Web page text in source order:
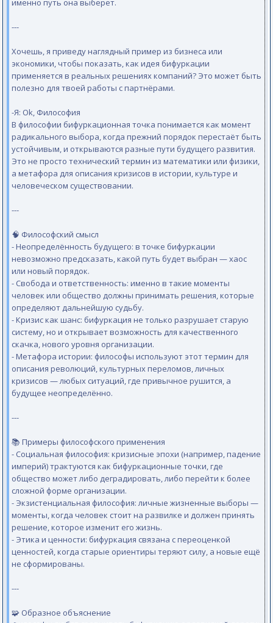
именно путь она выберет.
---
Хочешь, я приведу наглядный пример из бизнеса или
экономики, чтобы показать, как идея бифуркации
применяется в реальных решениях компаний? Это может быть
полезно для твоей работы с партнёрами.
-Я: Ok, Философия
В философии бифуркационная точка понимается как момент
радикального выбора, когда прежний порядок перестаёт быть
устойчивым, и открываются разные пути будущего развития.
Это не просто технический термин из математики или физики,
а метафора для описания кризисов в истории, культуре и
человеческом существовании.
---
🧠 Философский смысл
- Неопределённость будущего: в точке бифуркации
невозможно предсказать, какой путь будет выбран — хаос
или новый порядок.
- Свобода и ответственность: именно в такие моменты
человек или общество должны принимать решения, которые
определяют дальнейшую судьбу.
- Кризис как шанс: бифуркация не только разрушает старую
систему, но и открывает возможность для качественного
скачка, нового уровня организации.
- Метафора истории: философы используют этот термин для
описания революций, культурных переломов, личных
кризисов — любых ситуаций, где привычное рушится, а
будущее неопределённо.
---
📚 Примеры философского применения
- Социальная философия: кризисные эпохи (например, падение
империй) трактуются как бифуркационные точки, где
общество может либо деградировать, либо перейти к более
сложной форме организации.
- Экзистенциальная философия: личные жизненные выборы —
моменты, когда человек стоит на развилке и должен принять
решение, которое изменит его жизнь.
- Этика и ценности: бифуркация связана с переоценкой
ценностей, когда старые ориентиры теряют силу, а новые ещё
не сформированы.
---
🧩 Образное объяснение